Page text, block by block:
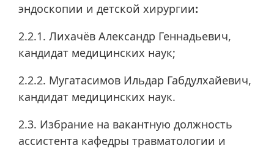
эндоскопии и детской хирургии:
2.2.1. Лихачёв Александр Геннадьевич,
кандидат медицинских наук;
2.2.2. Мугатасимов Ильдар Габдулхайевич,
кандидат медицинских наук.
2.3. Избрание на вакантную должность
ассистента кафедры травматологии и